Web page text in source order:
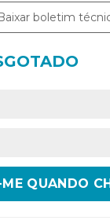
boletim
ENVIAR